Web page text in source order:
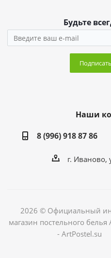
Будьте
Наши
8 (996) 918 87 86
г. Иваново,
2026 © Официальный
магазин постельного белья
- ArtPostel.su